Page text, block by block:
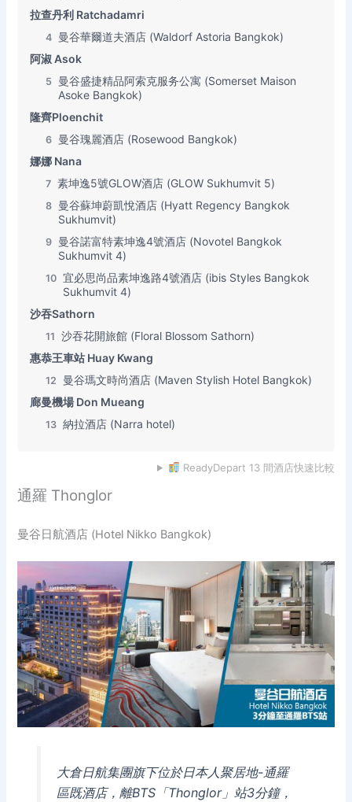
拉查丹利 Ratchadamri
4 曼谷華爾道夫酒店 (Waldorf Astoria Bangkok)
阿淑 Asok
5
曼谷盛捷精品阿索克服务公寓 (Somerset Maison
Asoke Bangkok)
隆齊Ploenchit
6 曼谷瑰麗酒店 (Rosewood Bangkok)
娜娜 Nana
7 素坤逸5號GLOW酒店 (GLOW Sukhumvit 5)
8 曼谷蘇坤蔚凱悅酒店 (Hyatt Regency Bangkok
Sukhumvit)
9 曼谷諾富特素坤逸4號酒店 (Novotel Bangkok
Sukhumvit 4)
10 宜必思尚品素坤逸路4號酒店 (ibis Styles Bangkok
Sukhumvit 4)
沙吞Sathorn
11
沙吞花開旅館 (Floral Blossom Sathorn)
惠恭王車站 Huay Kwang
12
曼谷瑪文時尚酒店 (Maven Stylish Hotel Bangkok)
廊曼機場 Don Mueang
13 納拉酒店 (Narra hotel)
ReadyDepart 13 間酒店快速比較
通羅 Thonglor
曼谷日航酒店 (Hotel Nikko Bangkok)
大倉日航集團旗下位於日本人聚居地-通羅
區既酒店，離BTS「Thonglor」站3分鐘，